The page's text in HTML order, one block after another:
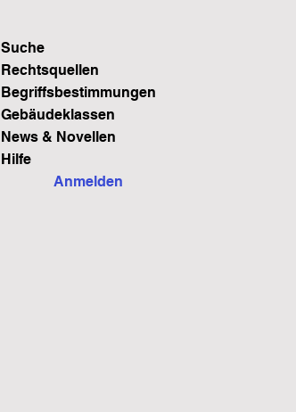
Anmelden
Suche
Rechtsquellen
Begriffsbestimmungen
Gebäudeklassen
News & Novellen
Hilfe